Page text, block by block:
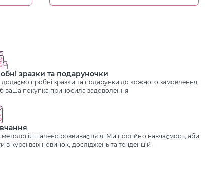
зразки та подаруночки
пробні зразки та подарунки до кожного замовлення,
ваша покупка приносила задоволення
шалено розвивається. Ми постійно навчаємось, аби
в курсі всіх новинок, досліджень та тенденцій